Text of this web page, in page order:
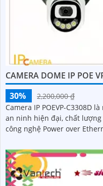
CAMERA DOME IP POE
30%
2,200,000 ₫
Camera IP POEVP-C3308D
an ninh hiện đại, chất lượng cao và
công nghệ Power over